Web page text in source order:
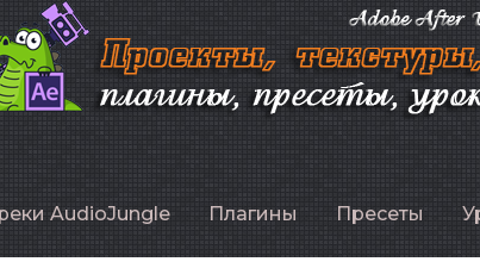
AudioJungle Плагины Пресеты